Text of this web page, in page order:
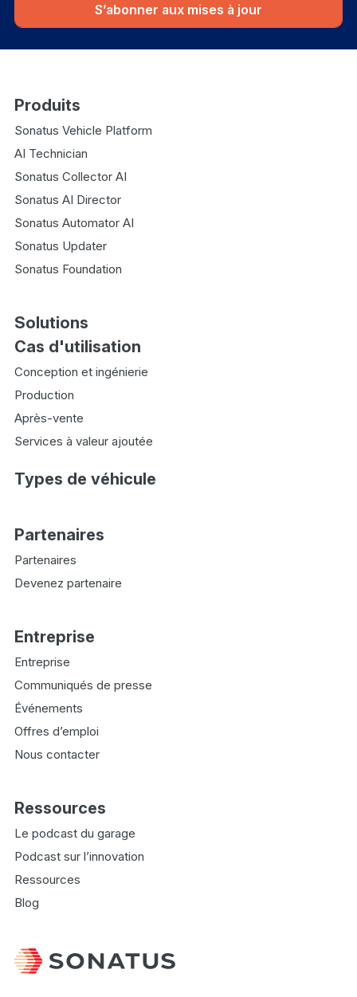
S’abonner aux mises à jour
Produits
Sonatus Vehicle Platform
AI Technician
Sonatus Collector AI
Sonatus AI Director
Sonatus Automator AI
Sonatus Updater
Sonatus Foundation
Solutions
Cas d'utilisation
Conception et ingénierie
Production
Après-vente
Services à valeur ajoutée
Types de véhicule
Partenaires
Partenaires
Devenez partenaire
Entreprise
Entreprise
Communiqués de presse
Événements
Offres d’emploi
Nous contacter
Ressources
Le podcast du garage
Podcast sur l’innovation
Ressources
Blog